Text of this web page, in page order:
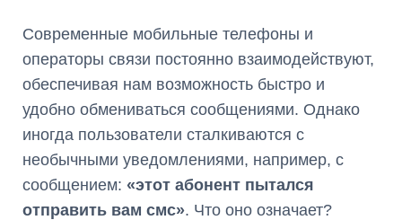
Современные мобильные телефоны и
операторы связи постоянно взаимодействуют,
обеспечивая нам возможность быстро и
удобно обмениваться сообщениями. Однако
иногда пользователи сталкиваются с
необычными уведомлениями, например, с
сообщением: «этот абонент пытался
отправить вам смс». Что оно означает?